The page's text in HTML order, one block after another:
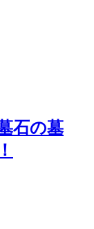
石の墓